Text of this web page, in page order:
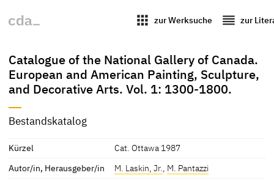
apps zur Werksuche reorder zur
Catalogue of the National Gallery of Canada.
European and American Painting, Sculpture,
and Decorative Arts. Vol. 1: 1300-1800.
Bestandskatalog
Kürzel
Cat. Ottawa 1987
Autor/in, Herausgeber/in
M. Laskin, Jr., M. Pantazzi